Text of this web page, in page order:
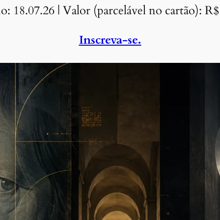
18.07.26 | Valor (parcelável no cartão):
Inscreva-se.